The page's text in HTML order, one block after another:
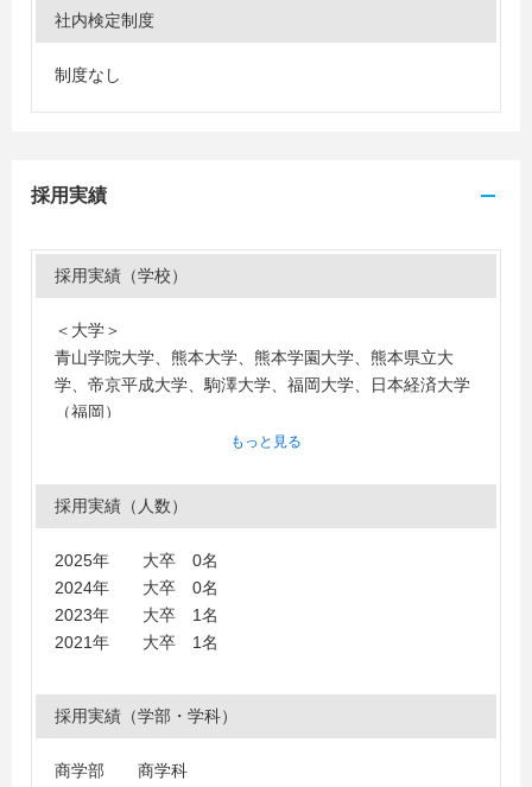
社内検定制度
制度なし
採用実績
採用実績（学校）
＜大学＞
青山学院大学、熊本大学、熊本学園大学、熊本県立大
学、帝京平成大学、駒澤大学、福岡大学、日本経済大学
（福岡）
もっと見る
採用実績（人数）
2025年 大卒 0名
2024年 大卒 0名
2023年 大卒 1名
2021年 大卒 1名
採用実績（学部・学科）
商学部 商学科